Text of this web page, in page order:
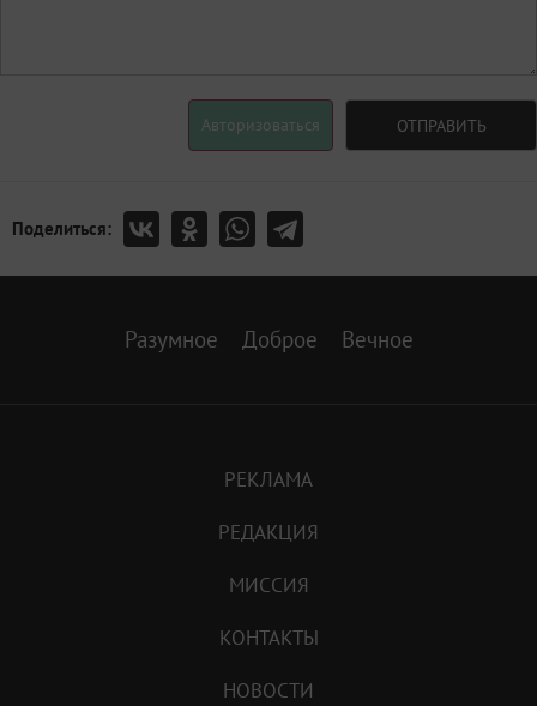
Авторизоваться ОТПРАВИТЬ
Поделиться:
Разумное Доброе Вечное
РЕКЛАМА
РЕДАКЦИЯ
МИССИЯ
КОНТАКТЫ
НОВОСТИ